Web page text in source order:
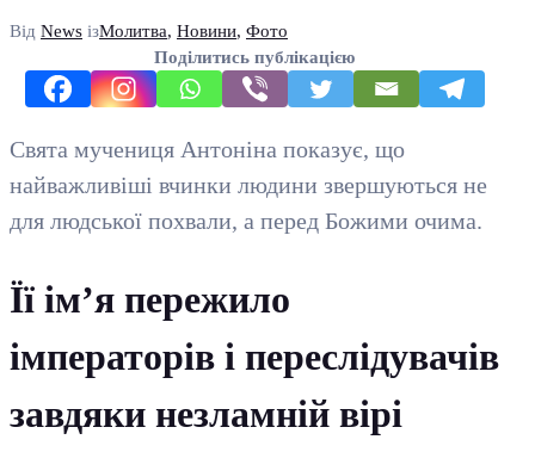
Від News ізМолитва, Новини, Фото
Поділитись публікацією
Свята мучениця Антоніна показує, що
найважливіші вчинки людини звершуються не
для людської похвали, а перед Божими очима.
Її ім’я пережило
імператорів і переслідувачів
завдяки незламній вірі